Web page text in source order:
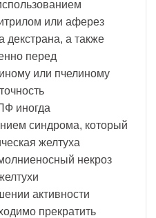
или аферез
а также
перед
или пчелиному
иногда
синдрома, который
желтуха
некроз
активности
прекратить